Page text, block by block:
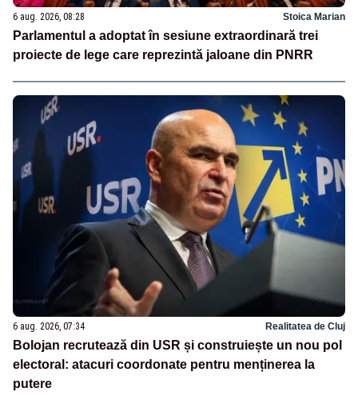
6 aug. 2026, 08:28 Stoica Marian
Parlamentul a adoptat în sesiune extraordinară trei
proiecte de lege care reprezintă jaloane din PNRR
6 aug. 2026, 07:34 Realitatea de Cluj
Bolojan recrutează din USR și construiește un nou pol
electoral: atacuri coordonate pentru menținerea la
putere